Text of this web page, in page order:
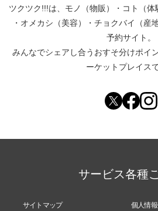
夕方の早い時間帯に息子のお
の当時住んでいた行徳で、貿
２０１８年、事務のパートの
きて、自宅で教えることを始
元ぽっちゃり体型で食べるの
写真はお見せできません…封印
ツクツク!!!は、 モノ（物販） ・ コト（体
・ オメカシ（美容） ・ チョクバイ（産
予約サイト。
みんなでシェアし合う おすそ分けポイ
ーケットプレイスで
サービス各種
サイトマップ 個人情